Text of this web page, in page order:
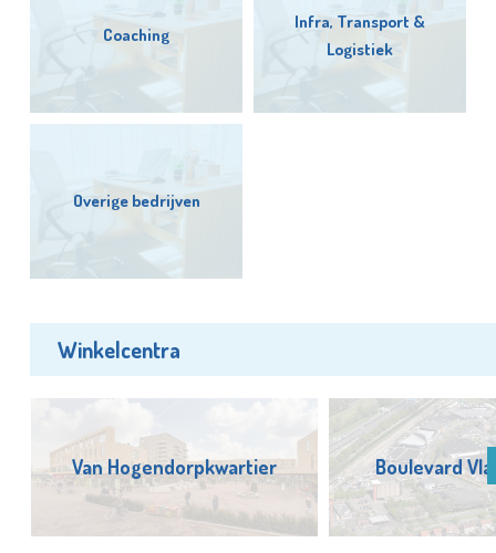
Coaching
Infra, Transport &
Logistiek
Overige bedrijven
Winkelcentra
Van Hogendorpkwartier Boulevard